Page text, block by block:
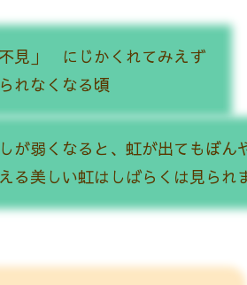
見」 にじかくれてみえず
れなくなる頃
が弱くなると、虹が出てもぼ
る美しい虹はしばらくは見られ